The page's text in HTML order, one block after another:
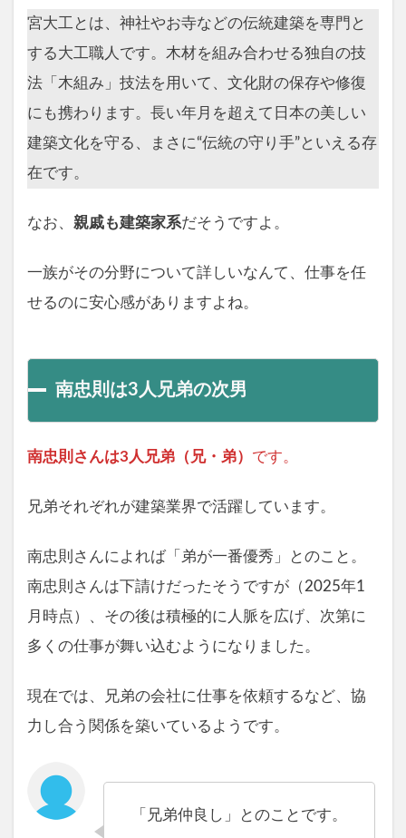
宮大工とは、神社やお寺などの伝統建築を専門と
する大工職人です。木材を組み合わせる独自の技
法「木組み」技法を用いて、文化財の保存や修復
にも携わります。長い年月を超えて日本の美しい
建築文化を守る、まさに“伝統の守り手”といえる存
在です。
なお、 親戚も建築家系だそうですよ。
一族がその分野について詳しいなんて、仕事を任
せるのに安心感がありますよね。
南忠則は3人兄弟の次男
南忠則さんは3人兄弟（兄・弟） です。
兄弟それぞれが建築業界で活躍しています。
南忠則さんによれば「弟が一番優秀」とのこと。
南忠則さんは下請けだったそうですが（2025年1
月時点）、その後は積極的に人脈を広げ、次第に
多くの仕事が舞い込むようになりました。
現在では、兄弟の会社に仕事を依頼するなど、協
力し合う関係を築いているようです。
「兄弟仲良し」とのことです。